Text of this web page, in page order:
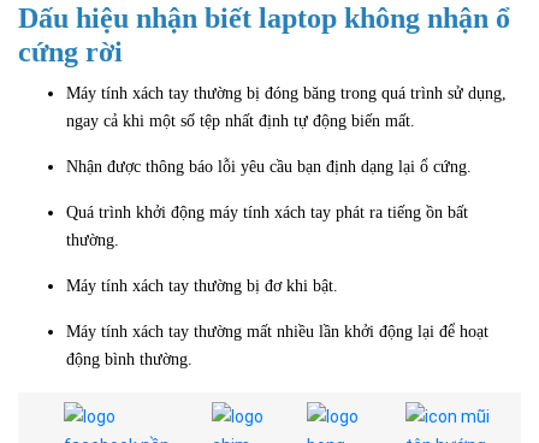
Dấu hiệu nhận biết laptop không nhận ổ
cứng rời
Máy tính xách tay thường bị đóng băng trong quá trình sử dụng,
ngay cả khi một số tệp nhất định tự động biến mất.
Nhận được thông báo lỗi yêu cầu bạn định dạng lại ổ cứng.
Quá trình khởi động máy tính xách tay phát ra tiếng ồn bất
thường.
Máy tính xách tay thường bị đơ khi bật.
Máy tính xách tay thường mất nhiều lần khởi động lại để hoạt
động bình thường.